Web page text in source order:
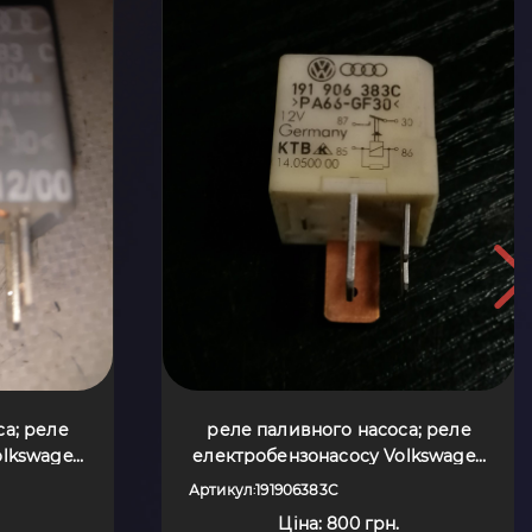
реле
реле паливного насоса; реле
електробензонасосу Volkswagen
Passat B5 (1996-2005) 191906383C
Артикул:191906383C
Ціна: 800 грн.